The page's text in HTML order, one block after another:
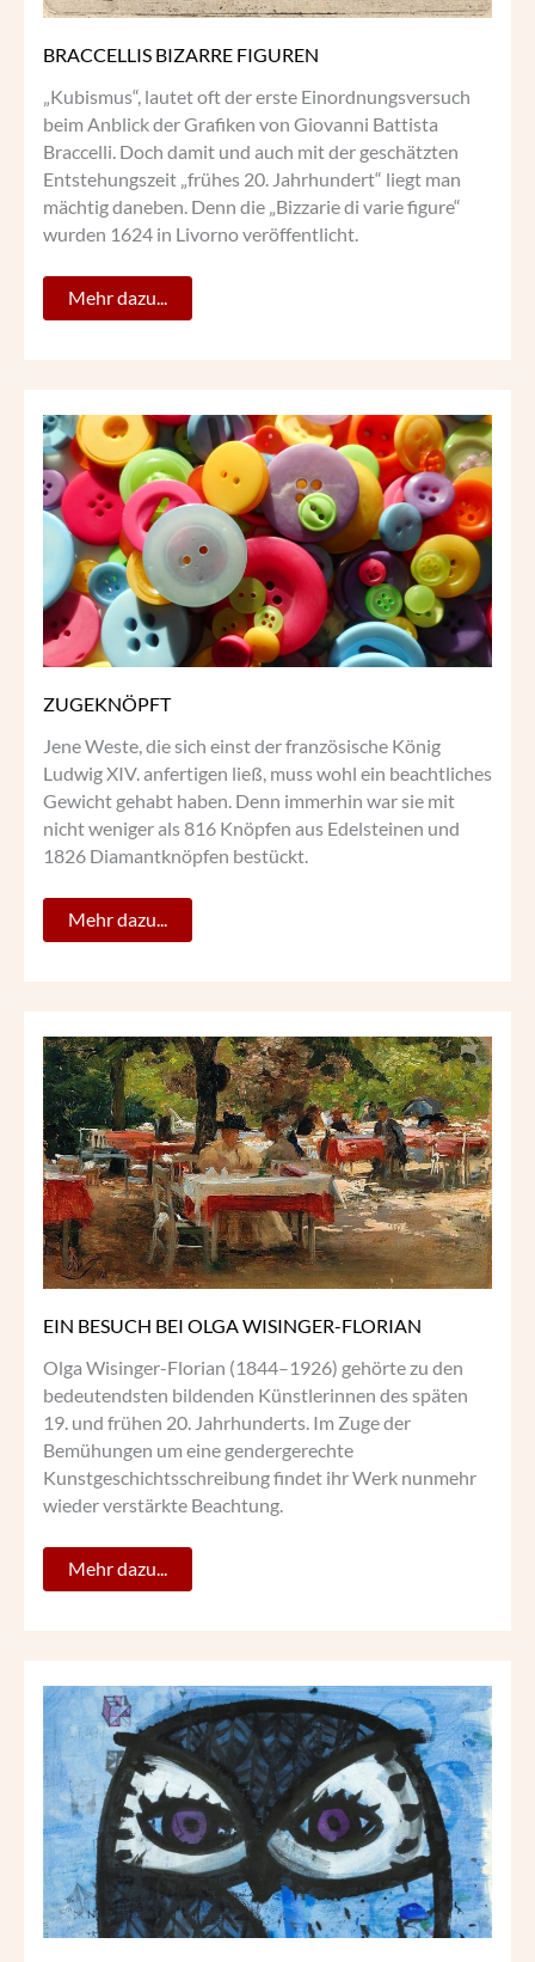
BRACCELLIS BIZARRE FIGUREN
„Kubismus“, lautet oft der erste Einordnungsversuch
beim Anblick der Grafiken von Giovanni Battista
Braccelli. Doch damit und auch mit der geschätzten
Entstehungszeit „frühes 20. Jahrhundert“ liegt man
mächtig daneben. Denn die „Bizzarie di varie figure“
wurden 1624 in Livorno veröffentlicht.
Mehr dazu...
ZUGEKNÖPFT
Jene Weste, die sich einst der französische König
Ludwig XIV. anfertigen ließ, muss wohl ein beachtliches
Gewicht gehabt haben. Denn immerhin war sie mit
nicht weniger als 816 Knöpfen aus Edelsteinen und
1826 Diamantknöpfen bestückt.
ZUGEKNÖPFT
Mehr dazu...
EIN BESUCH BEI OLGA WISINGER-FLORIAN
Olga Wisinger-Florian (1844–1926) gehörte zu den
bedeutendsten bildenden Künstlerinnen des späten
19. und frühen 20. Jahrhunderts. Im Zuge der
Bemühungen um eine gendergerechte
Kunstgeschichtsschreibung findet ihr Werk nunmehr
wieder verstärkte Beachtung.
EIN
BESUCH
BEI
OLGA
WISINGER-
FLORIAN
Mehr dazu...
CELESTINO
PIATTI:
ALLES,
WAS
ICH
MALE,
HAT
AUGEN